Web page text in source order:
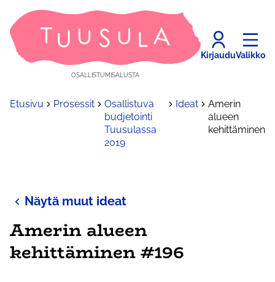
OSALLISTUMISALUSTA
KirjauduValikko
Etusivu Prosessit
Osallistuva
budjetointi
Tuusulassa
2019
Ideat
Amerin
alueen
kehittäminen
Näytä muut ideat
Amerin alueen
kehittäminen #196